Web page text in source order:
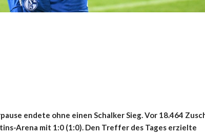
endete ohne einen Schalker Sieg. Vor 18.464
Arena mit 1:0 (1:0). Den Treffer des Tages erzielte